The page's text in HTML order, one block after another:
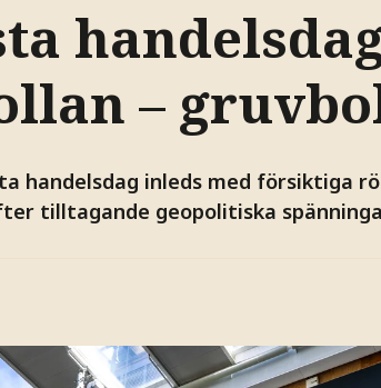
–
handelsdag inleds med försiktiga
tilltagande geopolitiska